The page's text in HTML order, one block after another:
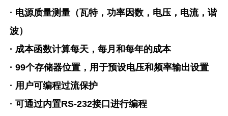
· 电源质量测量（瓦特，功率因数，电压，电流，谐
波）
· 成本函数计算每天，每月和每年的成本
· 99个存储器位置，用于预设电压和频率输出设置
· 用户可编程过流保护
· 可通过内置RS-232接口进行编程